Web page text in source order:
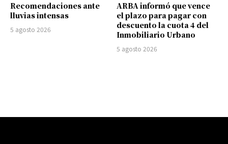
Recomendaciones ante
lluvias intensas
5 agosto 2026
ARBA informó que vence
el plazo para pagar con
descuento la cuota 4 del
Inmobiliario Urbano
5 agosto 2026